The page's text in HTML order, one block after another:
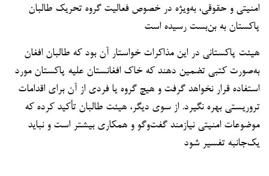
امنیتی و حقوقی، به‌ویژه در خصوص فعالیت گروه تحریک طالبان
پاکستان به بن‌بست رسیده است
هیئت پاکستانی در این مذاکرات خواستار آن بود که طالبان افغان
به‌صورت کتبی تضمین دهند که خاک افغانستان علیه پاکستان مورد
استفاده قرار نخواهد گرفت و هیچ گروه یا فردی از آن برای اقدامات
تروریستی بهره نگیرد. از سوی دیگر، هیئت طالبان تأکید کرده که
موضوعات امنیتی نیازمند گفت‌وگو و همکاری بیشتر است و نباید
یک‌جانبه تفسیر شود